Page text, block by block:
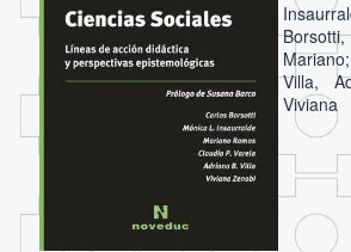
Villa,
Viviana